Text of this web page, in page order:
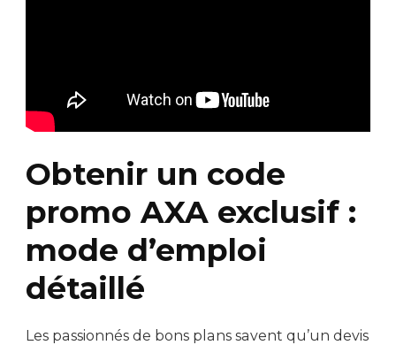
Obtenir un code
promo AXA exclusif :
mode d’emploi
détaillé
Les passionnés de bons plans savent qu’un devis